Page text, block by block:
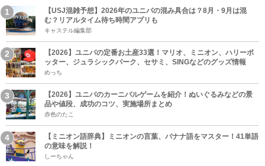
【USJ混雑予想】2026年のユニバの混み具合は？8月・9月は混
む？リアルタイム待ち時間アプリも
キャステル編集部
【2026】ユニバの定番お土産33選！マリオ、ミニオン、ハリーポ
ッター、ジュラシックパーク、セサミ、SINGなどのグッズ情報
めっち
【2026】ユニバのカーニバルゲームを紹介！ぬいぐるみなどの景
品や値段、成功のコツ、実施場所まとめ
赤色のたこ
【ミニオン語辞典】ミニオンの言葉、バナナ語をマスター！41単語
の意味を解説！
しーちゃん